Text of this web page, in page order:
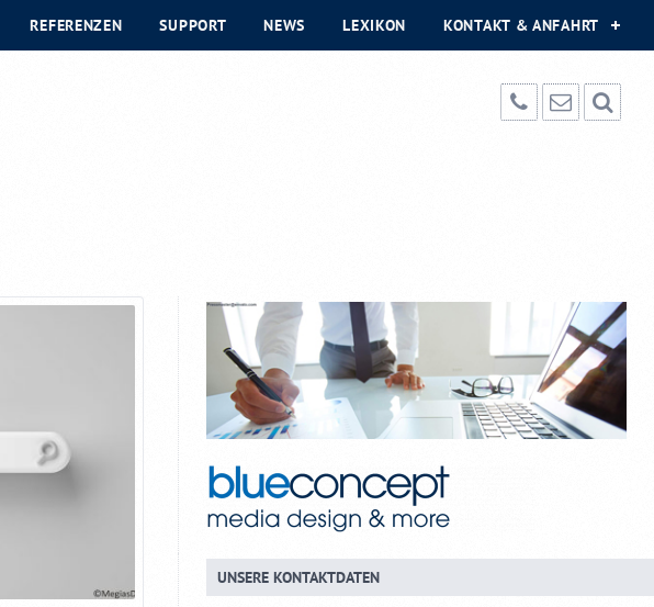
REFERENZEN SUPPORT NEWS LEXIKON KONTAKT & ANFAHRT
UNSERE KONTAKTDATEN